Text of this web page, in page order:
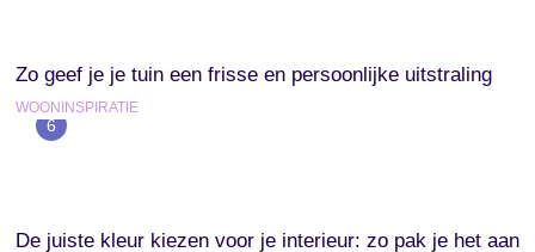
Zo geef je je tuin een frisse en persoonlijke uitstraling
WOONINSPIRATIE
6
De juiste kleur kiezen voor je interieur: zo pak je het aan